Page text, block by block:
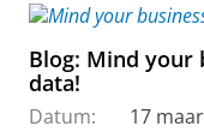
Blog: Mind your
data!
Datum:
17